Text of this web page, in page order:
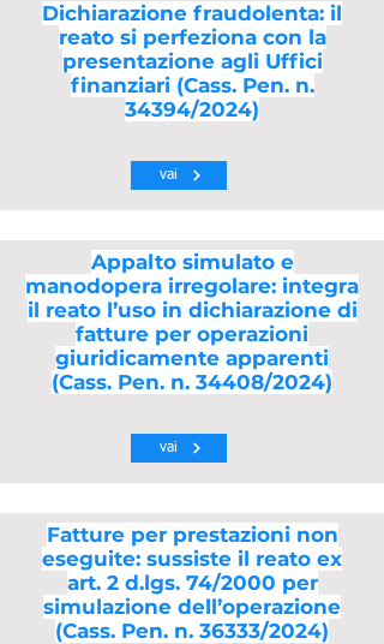
Dichiarazione fraudolenta: il
reato si perfeziona con la
presentazione agli Uffici
finanziari (Cass. Pen. n.
34394/2024)
vai
Appalto simulato e
manodopera irregolare: integra
il reato l’uso in dichiarazione di
fatture per operazioni
giuridicamente apparenti
(Cass. Pen. n. 34408/2024)
vai
Fatture per prestazioni non
eseguite: sussiste il reato ex
art. 2 d.lgs. 74/2000 per
simulazione dell’operazione
(Cass. Pen. n. 36333/2024)